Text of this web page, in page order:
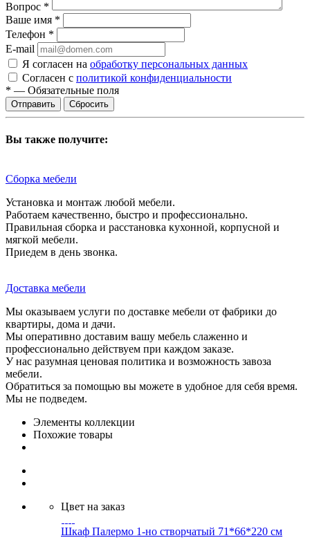
Вопрос *
Ваше имя *
Телефон *
E-mail
Я согласен на обработку персональных данных
Согласен с политикой конфиденциальности
* — Обязательные поля
Сбросить
Вы также получите:
Сборка мебели
Установка и монтаж любой мебели.
Работаем качественно, быстро и профессионально.
Правильная сборка и расстановка кухонной, корпусной и
мягкой мебели.
Приедем в день звонка.
Доставка мебели
Мы оказываем услуги по доставке мебели от фабрики до
квартиры, дома и дачи.
Мы оперативно доставим вашу мебель слаженно и
профессионально действуем при каждом заказе.
У нас разумная ценовая политика и возможность завоза
мебели.
Обратиться за помощью вы можете в удобное для себя время.
Мы не подведем.
Элементы коллекции
Похожие товары
Цвет на заказ
Шкаф Палермо 1-но створчатый 71*66*220 см